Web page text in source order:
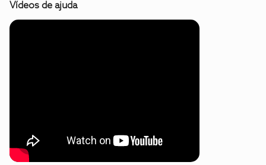
Vídeos de ajuda